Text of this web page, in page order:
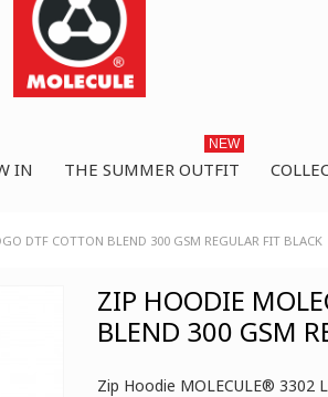
IN THE SUMMER OUTFIT
NEW
DTF COTTON BLEND 300 GSM REGULAR FIT BLACK
ZIP HOODIE
BLEND 300 GSM
Zip Hoodie MOLECULE® 3302